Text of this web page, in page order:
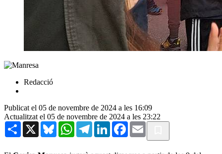
Redacció
Publicat el 05 de novembre de 2024 a les 16:09
Actualitzat el 05 de novembre de 2024 a les 23:22
Share X BlueskyWhatsAppTelegramLinkedInFacebook
Email